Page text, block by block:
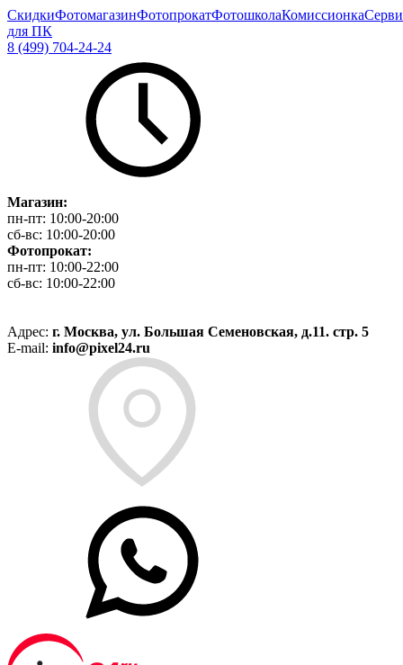
СкидкиФотомагазинФотопрокатФотошколаКомиссионка
для ПК
8 (499) 704-24-24
Магазин:
пн-пт: 10:00-20:00
сб-вс: 10:00-20:00
Фотопрокат:
пн-пт: 10:00-22:00
сб-вс: 10:00-22:00
Адрес: г. Москва, ул. Большая Семеновская, д.11. стр. 5
E-mail: info@pixel24.ru